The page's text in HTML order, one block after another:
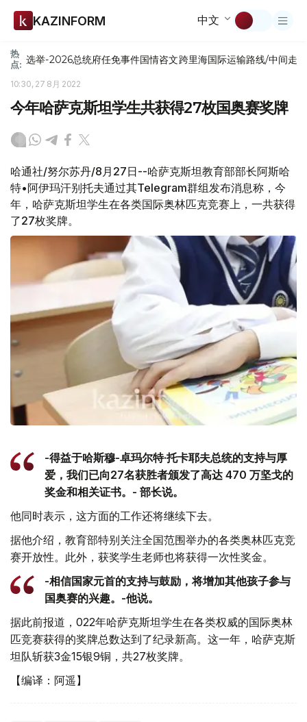
KAZINFORM 中文
热
点: 选举-2026总统府任免事件国情咨文跨里海国际运输路线/中间走廊
10:30, 27 8月 2022
今年哈萨克斯坦学生共获得27枚国奥赛奖牌
哈通社/努尔苏丹/8月27日--哈萨克斯坦教育部部长阿斯哈
特•阿伊玛汗别托夫通过其Telegram群组发布消息称，今
年，哈萨克斯坦学生在各类国际奥林匹克竞赛上，一共获得
了27枚奖牌。
-得益于哈斯穆-卓玛尔特·托卡耶夫总统的支持与厚
爱，我们已向27名获胜者颁发了高达 470 万坚戈的
奖金和相关证书。- 部长说。
他同时表示，这方面的工作还将继续下去。
据他介绍，教育部特别关注全国范围举办的各类奥林匹克竞
赛开放性。此外，获奖学生老师也将获得一次性奖金。
-相信国家元首的支持与鼓励，将增加其他孩子参与
国奥赛的兴趣。-他说。
据此前报道，022年哈萨克斯坦学生在各类权威的国际奥林
匹竞赛获得的奖牌总数达到了纪录新高。这一年，哈萨克斯
坦队斩获3金15银9铜，共27枚奖牌。
【编译：阿遥】